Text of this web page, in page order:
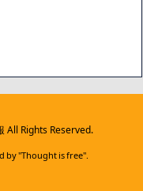
All Rights Reserved.
by "Thought is free".